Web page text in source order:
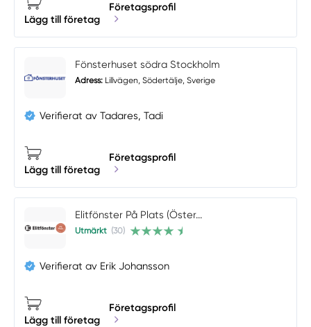
Lägg till företag
Företagsprofil
Fönsterhuset södra Stockholm
Adress: Lillvägen, Södertälje, Sverige
Verifierat av Tadares, Tadi
Lägg till företag
Företagsprofil
Elitfönster På Plats (Öster...
Utmärkt (30)
Verifierat av Erik Johansson
Lägg till företag
Företagsprofil